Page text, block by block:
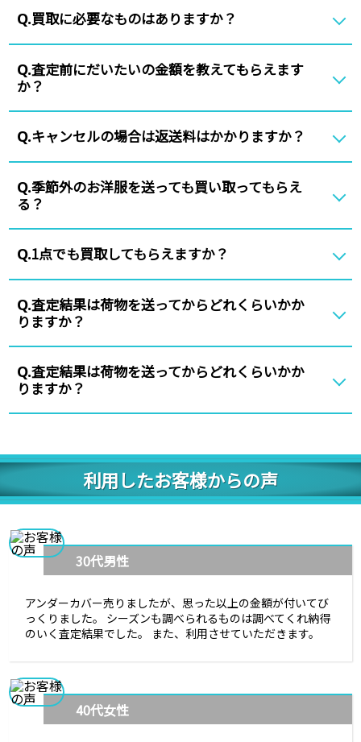
Q.買取に必要なものはありますか？
Q.査定前にだいたいの金額を教えてもらえます
か？
Q.キャンセルの場合は返送料はかかりますか？
Q.季節外のお洋服を送っても買い取ってもらえ
る？
Q.1点でも買取してもらえますか？
Q.査定結果は荷物を送ってからどれくらいかか
りますか？
Q.査定結果は荷物を送ってからどれくらいかか
りますか？
利用したお客様からの声
30代男性
アンダーカバー売りましたが、思った以上の金額が付いてび
っくりました。 シーズンも調べられるものは調べてくれ納得
のいく査定結果でした。 また、利用させていただきます。
40代女性